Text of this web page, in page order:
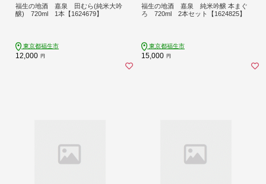
福生の地酒 嘉泉 田むら(純米大吟
醸) 720ml 1本【1624679】
東京都福生市
12,000 円
福生の地酒 嘉泉 純米吟醸 本まぐ
ろ 720ml 2本セット【1624825】
東京都福生市
15,000 円